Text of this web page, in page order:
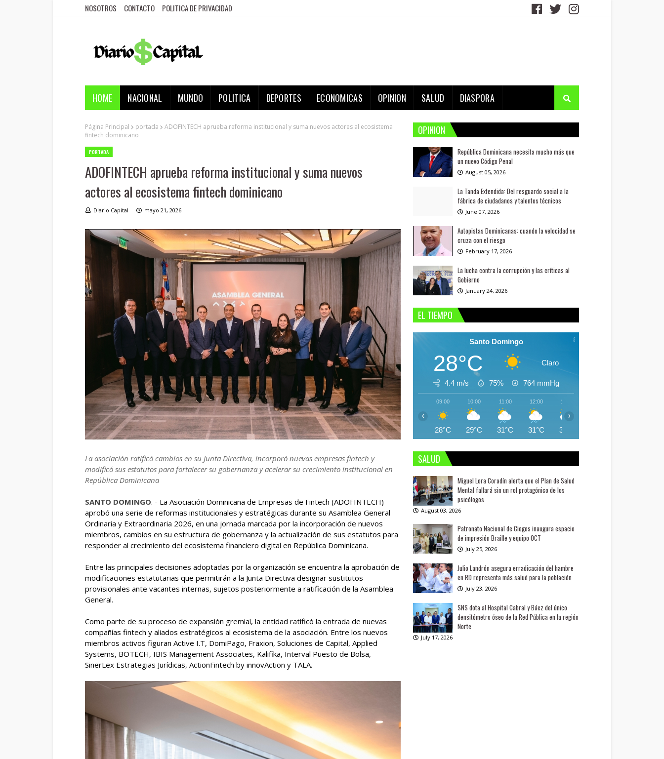
NOSOTROS CONTACTO POLITICA DE PRIVACIDAD
HOME NACIONAL MUNDO POLITICA DEPORTES ECONOMICAS OPINION SALUD DIASPORA
Página Principal portada
ADOFINTECH aprueba reforma institucional y suma nuevos actores al ecosistema
fintech dominicano
PORTADA
ADOFINTECH aprueba reforma institucional y suma nuevos
actores al ecosistema fintech dominicano
Diario Capital mayo 21, 2026
La asociación ratificó cambios en su Junta Directiva, incorporó nuevas empresas fintech y
modificó sus estatutos para fortalecer su gobernanza y acelerar su crecimiento institucional en
República Dominicana
SANTO DOMINGO. - La Asociación Dominicana de Empresas de Fintech (ADOFINTECH)
aprobó una serie de reformas institucionales y estratégicas durante su Asamblea General
Ordinaria y Extraordinaria 2026, en una jornada marcada por la incorporación de nuevos
miembros, cambios en su estructura de gobernanza y la actualización de sus estatutos para
responder al crecimiento del ecosistema financiero digital en República Dominicana.
Entre las principales decisiones adoptadas por la organización se encuentra la aprobación de
modificaciones estatutarias que permitirán a la Junta Directiva designar sustitutos
provisionales ante vacantes internas, sujetos posteriormente a ratificación de la Asamblea
General.
Como parte de su proceso de expansión gremial, la entidad ratificó la entrada de nuevas
compañías fintech y aliados estratégicos al ecosistema de la asociación. Entre los nuevos
miembros activos figuran Active I.T, DomiPago, Fraxion, Soluciones de Capital, Applied
Systems, BOTECH, IBIS Management Associates, Kalifika, Interval Puesto de Bolsa,
SinerLex Estrategias Jurídicas, ActionFintech by innovAction y TALA.
OPINION
República Dominicana necesita mucho más que
un nuevo Código Penal
August 05, 2026
La Tanda Extendida: Del resguardo social a la
fábrica de ciudadanos y talentos técnicos
June 07, 2026
Autopistas Dominicanas: cuando la velocidad se
cruza con el riesgo
February 17, 2026
La lucha contra la corrupción y las críticas al
Gobierno
January 24, 2026
EL TIEMPO
Santo Domingo
28°C Claro
4.4 m/s 75% 764 mmHg
09:00
28°C
10:00
29°C
11:00
31°C
12:00
31°C
13:00
31°C
‹ ›
SALUD
Miguel Lora Coradín alerta que el Plan de Salud
Mental fallará sin un rol protagónico de los
psicólogos
August 03, 2026
Patronato Nacional de Ciegos inaugura espacio
de impresión Braille y equipo OCT
July 25, 2026
Julio Landrón asegura erradicación del hambre
en RD representa más salud para la población
July 23, 2026
SNS dota al Hospital Cabral y Báez del único
densitómetro óseo de la Red Pública en la región
Norte
July 17, 2026